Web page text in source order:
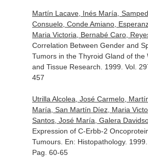
Martín Lacave, Inés María,
Consuelo, Conde Amiano,
Maria Victoria, Bernabé Caro,
Correlation Between Gender and
Tumors in the Thyroid Gland of the
and Tissue Research . 1999. Vol.
457
Utrilla Alcolea, José Carmelo,
María, San Martín Díez, Maria
Santos, José María, Galera
Expression of C-Erbb-2
Tumours. En: Histopathology. 1999.
Pag. 60-65